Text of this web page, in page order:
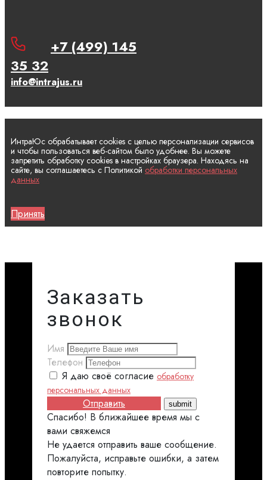
+7 (499) 145
35 32
info@intrajus.ru
ИнтраЮс обрабатывает cookies с целью персонализации сервисов
и чтобы пользоваться веб-сайтом было удобнее. Вы можете
запретить обработку cookies в настройках браузера. Находясь на
сайте, вы соглашаетесь с Политикой обработки персональных
данных
Принять
Заказать
звонок
Имя
Телефон
Я даю своё согласие обработку
персональных данных
Отправить
Спасибо! В ближайшее время мы с
вами свяжемся
Не удается отправить ваше сообщение.
Пожалуйста, исправьте ошибки, а затем
повторите попытку.